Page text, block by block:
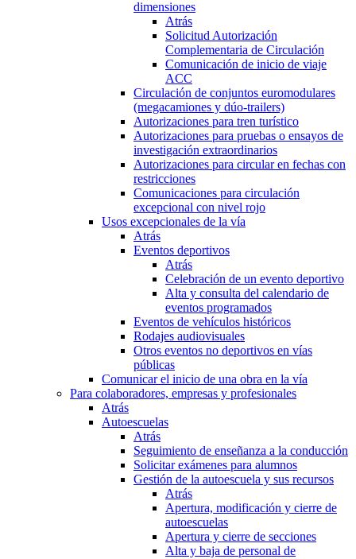
dimensiones
Atrás
Solicitud Autorización
Complementaria de Circulación
Comunicación de inicio de viaje
ACC
Circulación de conjuntos euromodulares
(megacamiones y dúo-trailers)
Autorizaciones para tren turístico
Autorizaciones para pruebas o ensayos de
investigación extraordinarios
Autorizaciones para circular en fechas con
restricciones
Comunicaciones para circulación
excepcional con nivel rojo
Usos excepcionales de la vía
Atrás
Eventos deportivos
Atrás
Celebración de un evento deportivo
Alta y consulta del calendario de
eventos programados
Eventos de vehículos históricos
Rodajes audiovisuales
Otros eventos no deportivos en vías
públicas
Comunicar el inicio de una obra en la vía
Para colaboradores, empresas y profesionales
Atrás
Autoescuelas
Atrás
Seguimiento de enseñanza a la conducción
Solicitar exámenes para alumnos
Gestión de la autoescuela y sus recursos
Atrás
Apertura, modificación y cierre de
autoescuelas
Apertura y cierre de secciones
Alta y baja de personal de